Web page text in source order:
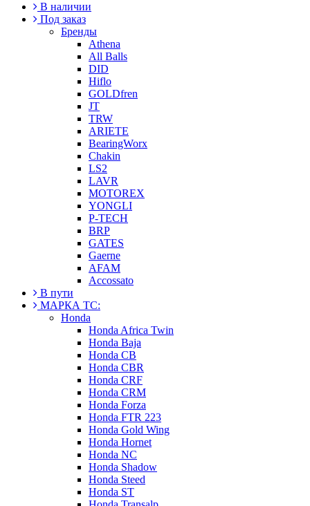
В наличии
Под заказ
Бренды
Athena
All Balls
DID
Hiflo
GOLDfren
JT
TRW
ARIETE
BearingWorx
Chakin
LS2
LAVR
MOTOREX
YONGLI
P-TECH
BRP
GATES
Gaerne
AFAM
Accossato
В пути
МАРКА ТС:
Honda
Honda Africa Twin
Honda Baja
Honda CB
Honda CBR
Honda CRF
Honda CRM
Honda Forza
Honda FTR 223
Honda Gold Wing
Honda Hornet
Honda NC
Honda Shadow
Honda Steed
Honda ST